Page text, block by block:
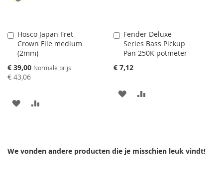
Hosco Japan Fret
Crown File medium
(2mm)
Speciale
prijs
€ 39,00 Normale prijs
€ 43,06
Aan
winkelwagen
toevoegen
AAN
TE
Fender Deluxe
Series Bass Pickup
Pan 250K potmeter
€ 7,12
Aan
winkelwagen
toevoegen
AAN
We vonden andere producten die je misschien leuk vindt!